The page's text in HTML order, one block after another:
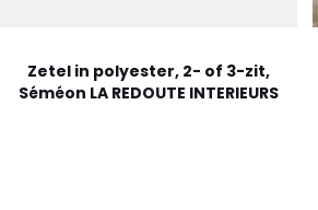
Zetel in polyester, 2- of 3-zit,
Séméon LA REDOUTE INTERIEURS